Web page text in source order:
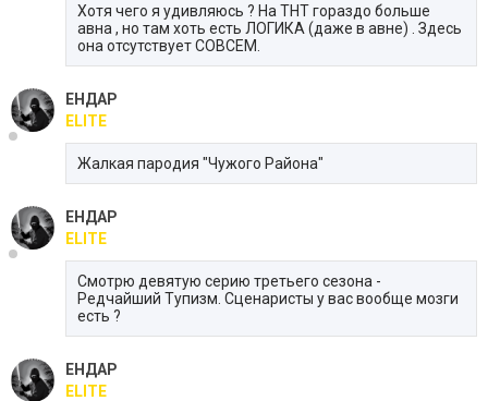
Хотя чего я удивляюсь ? На ТНТ гораздо больше
авна , но там хоть есть ЛОГИКА (даже в авне) . Здесь
она отсутствует СОВСЕМ.
ЕНДАР
ELITE
Жалкая пародия "Чужого Района"
ЕНДАР
ELITE
Смотрю девятую серию третьего сезона -
Редчайший Тупизм. Сценаристы у вас вообще мозги
есть ?
ЕНДАР
ELITE